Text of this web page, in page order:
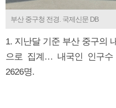
부산 중구청 전경. 국제신문 DB
1. 지난달 기준 부산 중구의
으로 집계… 내국인 인구수
2626명.